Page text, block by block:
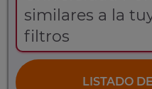
similares a la
filtros
LISTADO